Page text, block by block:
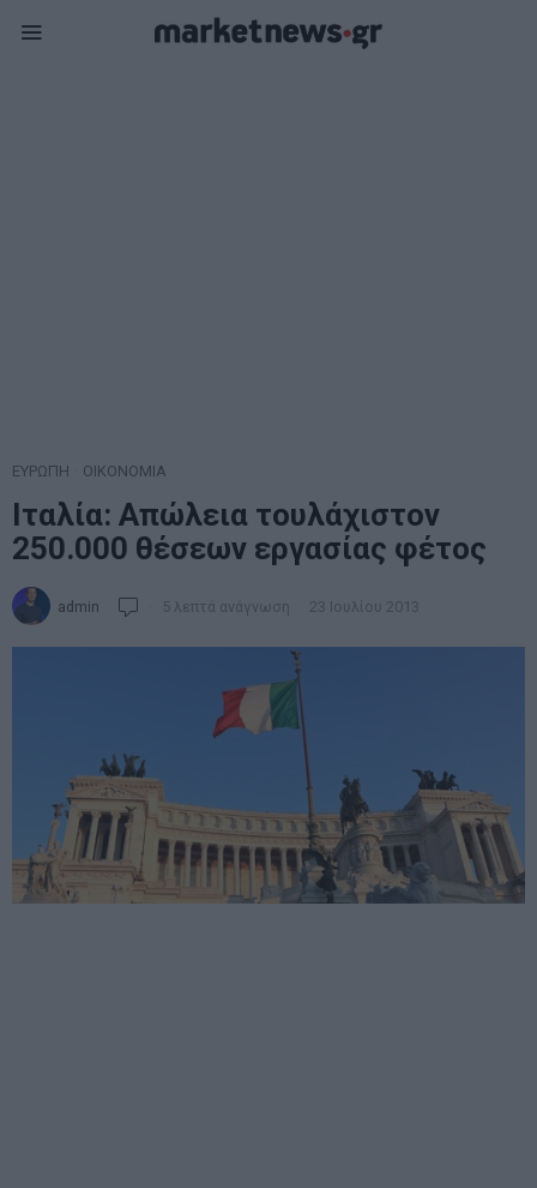
ΕΥΡΩΠΗ ΟΙΚΟΝΟΜΙΑ
Ιταλία: Απώλεια τουλάχιστον
250.000 θέσεων εργασίας φέτος
admin 5 λεπτά ανάγνωση 23 Ιουλίου 2013